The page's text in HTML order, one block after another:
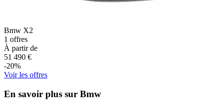
Bmw X2
1 offres
À partir de
51 490 €
-20%
Voir les offres
En savoir plus sur Bmw